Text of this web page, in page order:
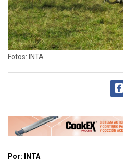
CALENDARIO
MEDIA KIT
TEMAS DESTACADOS
CARNE
FRIGORIFICO
INVESTIGACIÓN
AGRO
CONCURSO
Fotos: INTA
Por: INTA